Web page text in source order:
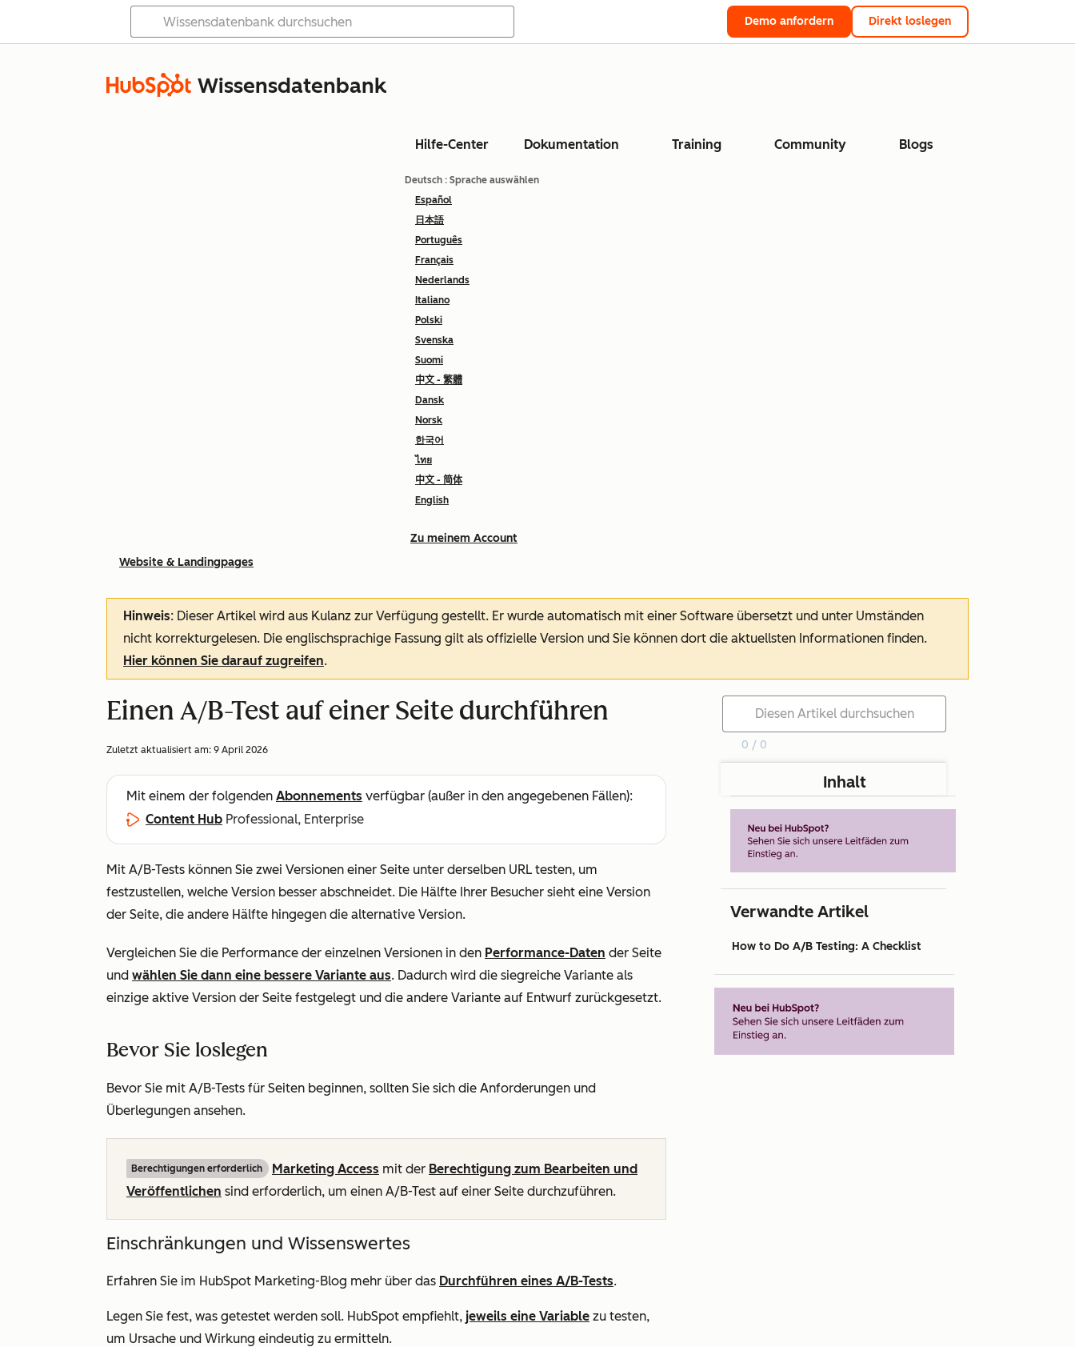
Demo anfordern Direkt loslegen
Wissensdatenbank
Hilfe-Center Dokumentation Training Community Blogs
Deutsch : Sprache auswählen
Español
日本語
Português
Français
Nederlands
Italiano
Polski
Svenska
Suomi
中文 - 繁體
Dansk
Norsk
한국어
ไทย
中文 - 简体
English
Zu meinem Account
Website & Landingpages
Hinweis: Dieser Artikel wird aus Kulanz zur Verfügung gestellt. Er wurde automatisch mit einer Software übersetzt und unter Umständen
nicht korrekturgelesen. Die englischsprachige Fassung gilt als offizielle Version und Sie können dort die aktuellsten Informationen finden.
Hier können Sie darauf zugreifen.
Einen A/B-Test auf einer Seite durchführen
Zuletzt aktualisiert am: 9 April 2026
Mit einem der folgenden Abonnements verfügbar (außer in den angegebenen Fällen):
Content Hub Professional, Enterprise
Mit A/B-Tests können Sie zwei Versionen einer Seite unter derselben URL testen, um
festzustellen, welche Version besser abschneidet. Die Hälfte Ihrer Besucher sieht eine Version
der Seite, die andere Hälfte hingegen die alternative Version.
Vergleichen Sie die Performance der einzelnen Versionen in den Performance-Daten der Seite
und wählen Sie dann eine bessere Variante aus. Dadurch wird die siegreiche Variante als
einzige aktive Version der Seite festgelegt und die andere Variante auf Entwurf zurückgesetzt.
Bevor Sie loslegen
Bevor Sie mit A/B-Tests für Seiten beginnen, sollten Sie sich die Anforderungen und
Überlegungen ansehen.
Berechtigungen erforderlich Marketing Access mit der Berechtigung zum Bearbeiten und
Veröffentlichen sind erforderlich, um einen A/B-Test auf einer Seite durchzuführen.
Einschränkungen und Wissenswertes
Erfahren Sie im HubSpot Marketing-Blog mehr über das Durchführen eines A/B-Tests.
Legen Sie fest, was getestet werden soll. HubSpot empfiehlt, jeweils eine Variable zu testen,
um Ursache und Wirkung eindeutig zu ermitteln.
0 / 0
Inhalt
Verwandte Artikel
How to Do A/B Testing: A Checklist